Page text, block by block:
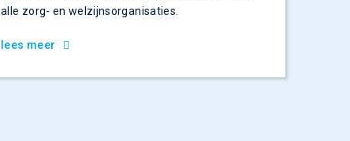
alle zorg- en welzijnsorganisaties.
lees meer